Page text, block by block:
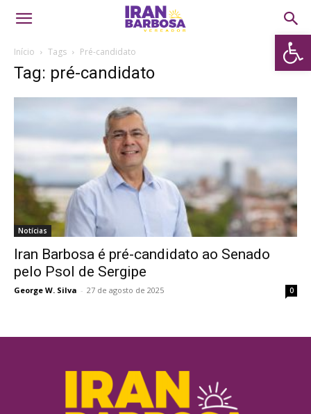
Abrir
Início Tags Pré-candidato
Tag: pré-candidato
Notícias
Iran Barbosa é pré-candidato ao Senado
pelo Psol de Sergipe
George W. Silva - 27 de agosto de 2025 0